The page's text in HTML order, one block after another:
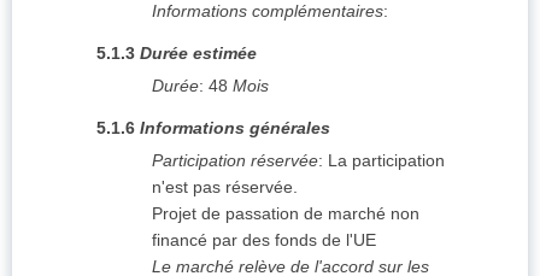
Informations complémentaires:
5.1.3 Durée estimée
Durée: 48 Mois
5.1.6 Informations générales
Participation réservée: La participation
n'est pas réservée.
Projet de passation de marché non
financé par des fonds de l'UE
Le marché relève de l'accord sur les